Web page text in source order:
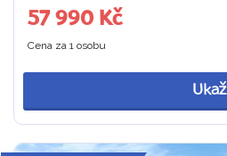
57 990 Kč
Cena za 1 osobu
Ukaž